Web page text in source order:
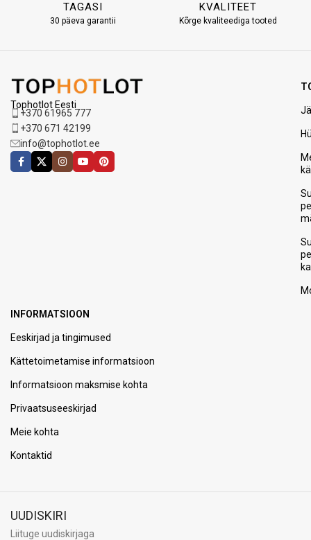
TAGASI
30 päeva garantii
KVALITEET
Kõrge kvaliteediga tooted
Tophotlot Eesti
+370 61965 777
+370 671 42199
info@tophotlot.ee
INFORMATSIOON
Eeskirjad ja tingimused
Kättetoimetamise informatsioon
Informatsioon maksmise kohta
Privaatsuseeskirjad
Meie kohta
Kontaktid
UUDISKIRI
Liituge uudiskirjaga